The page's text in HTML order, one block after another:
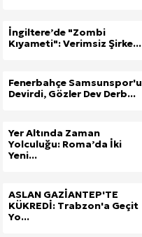
İngiltere’de "Zombi
Kıyameti": Verimsiz Şirke...
Fenerbahçe Samsunspor'u
Devirdi, Gözler Dev Derb...
Yer Altında Zaman
Yolculuğu: Roma’da İki
Yeni...
ASLAN GAZİANTEP'TE
KÜKREDİ: Trabzon'a Geçit
Yo...